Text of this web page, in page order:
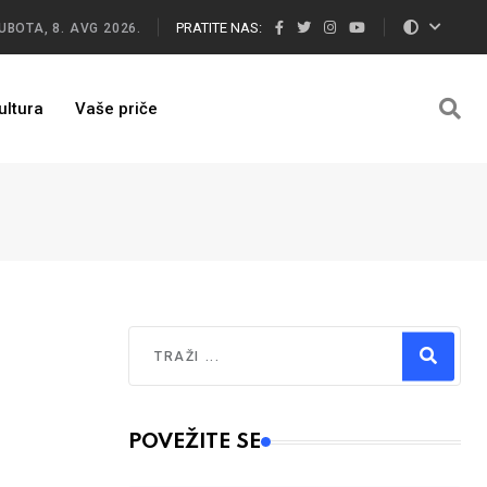
8. AVG 2026. PRATITE NAS:
Vaše priče
Type 2 or more characters for results.
POVEŽITE SE